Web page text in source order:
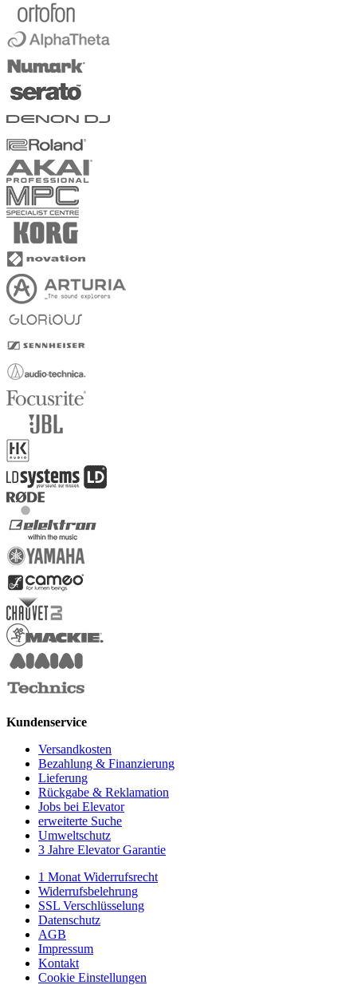
Kundenservice
Versandkosten
Bezahlung & Finanzierung
Lieferung
Rückgabe & Reklamation
Jobs bei Elevator
erweiterte Suche
Umweltschutz
3 Jahre Elevator Garantie
1 Monat Widerrufsrecht
Widerrufsbelehrung
SSL Verschlüsselung
Datenschutz
AGB
Impressum
Kontakt
Cookie Einstellungen